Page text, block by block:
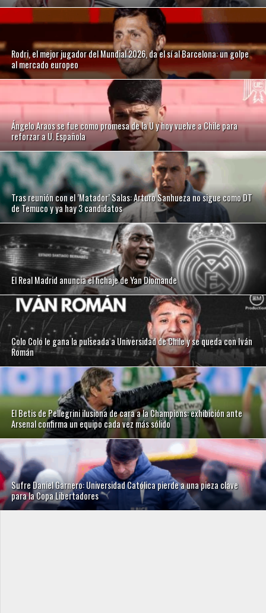
Rodri, el mejor jugador del Mundial 2026, da el sí al Barcelona: un golpe
al mercado europeo
Ángelo Araos se fue como promesa de la U y hoy vuelve a Chile para
reforzar a U. Española
Tras reunión con el ’Matador’ Salas: Arturo Sanhueza no sigue como DT
de Temuco y ya hay 3 candidatos
El Real Madrid anuncia el fichaje de Yan Diomande
Colo Colo le gana la pulseada a Universidad de Chile y se queda con Iván
Román
El Betis de Pellegrini ilusiona de cara a la Champions: exhibición ante
Arsenal confirma un equipo cada vez más sólido
Sufre Daniel Garnero: Universidad Católica pierde a una pieza clave
para la Copa Libertadores